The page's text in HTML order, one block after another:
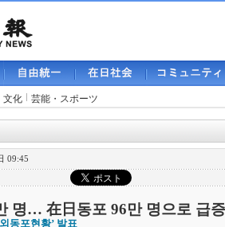
文化 芸能・スポーツ
09:45
명… 在日동포 96만 명으로 급증
동포현황’ 발표